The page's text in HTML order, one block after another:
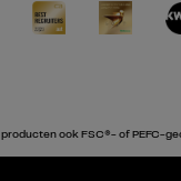
ook FSC®- of PEFC-